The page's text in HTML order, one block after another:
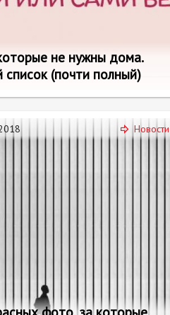
не нужны дома.
список (почти полный)
Новости